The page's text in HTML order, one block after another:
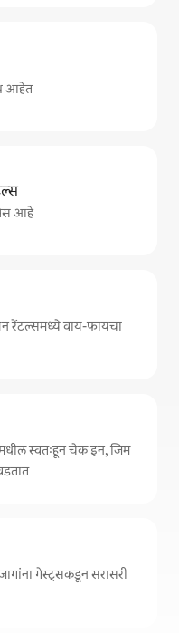
आहेत
आहे
रेंटल्समध्ये वाय-फायचा
स्वतःहून चेक इन, जिम
गेस्ट्सकडून सरासरी